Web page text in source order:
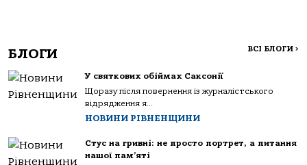
БЛОГИ ВСІ БЛОГИ >
У святкових обіймах Саксонії
Щоразу після повернення із журналістського
відрядження я...
НОВИНИ РІВНЕНЩИНИ
Стус на гривні: не просто портрет, а питання
нашої пам’яті